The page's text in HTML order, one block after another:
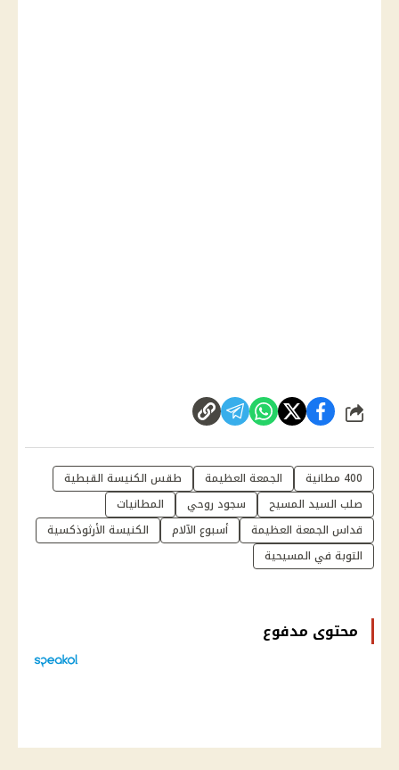
شارك
400 مطانية الجمعة العظيمة
طقس الكنيسة القبطية
صلب السيد المسيح
سجود روحي
المطانيات
قداس الجمعة العظيمة
أسبوع الآلام
الكنيسة الأرثوذكسية
التوبة في المسيحية
محتوى مدفوع